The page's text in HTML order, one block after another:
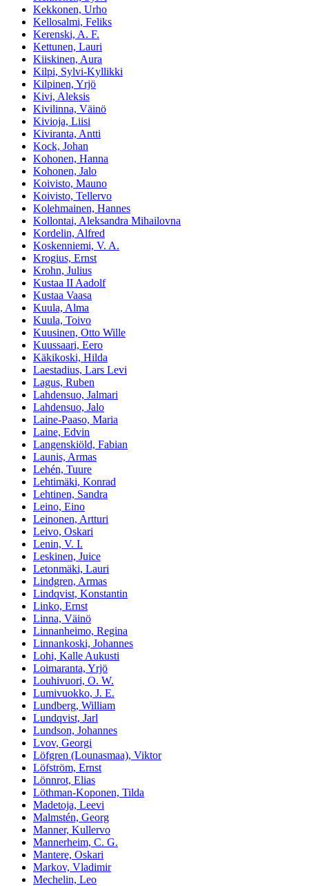
Kekkonen, Urho
Kellosalmi, Feliks
Kerenski, A. F.
Kettunen, Lauri
Kiiskinen, Aura
Kilpi, Sylvi-Kyllikki
Kilpinen, Yrjö
Kivi, Aleksis
Kivilinna, Väinö
Kivioja, Liisi
Kiviranta, Antti
Kock, Johan
Kohonen, Hanna
Kohonen, Jalo
Koivisto, Mauno
Koivisto, Tellervo
Kolehmainen, Hannes
Kollontai, Aleksandra Mihailovna
Kordelin, Alfred
Koskenniemi, V. A.
Krogius, Ernst
Krohn, Julius
Kustaa II Aadolf
Kustaa Vaasa
Kuula, Alma
Kuula, Toivo
Kuusinen, Otto Wille
Kuussaari, Eero
Käkikoski, Hilda
Laestadius, Lars Levi
Lagus, Ruben
Lahdensuo, Jalmari
Lahdensuo, Jalo
Laine-Paaso, Maria
Laine, Edvin
Langenskiöld, Fabian
Launis, Armas
Lehén, Tuure
Lehtimäki, Konrad
Lehtinen, Sandra
Leino, Eino
Leinonen, Artturi
Leivo, Oskari
Lenin, V. I.
Leskinen, Juice
Letonmäki, Lauri
Lindgren, Armas
Lindqvist, Konstantin
Linko, Ernst
Linna, Väinö
Linnanheimo, Regina
Linnankoski, Johannes
Lohi, Kalle Aukusti
Loimaranta, Yrjö
Louhivuori, O. W.
Lumivuokko, J. E.
Lundberg, William
Lundqvist, Jarl
Lundson, Johannes
Lvov, Georgi
Löfgren (Lounasmaa), Viktor
Löfström, Ernst
Lönnrot, Elias
Löthman-Koponen, Tilda
Madetoja, Leevi
Malmstén, Georg
Manner, Kullervo
Mannerheim, C. G.
Mantere, Oskari
Markov, Vladimir
Mechelin, Leo